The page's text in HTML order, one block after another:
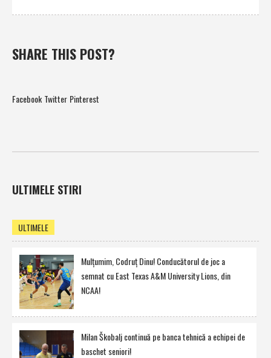
SHARE THIS POST?
Facebook Twitter Pinterest
ULTIMELE STIRI
ULTIMELE
Mulţumim, Codruţ Dinu! Conducătorul de joc a
semnat cu East Texas A&M University Lions, din
NCAA!
Milan Škobalj continuă pe banca tehnică a echipei de
baschet seniori!